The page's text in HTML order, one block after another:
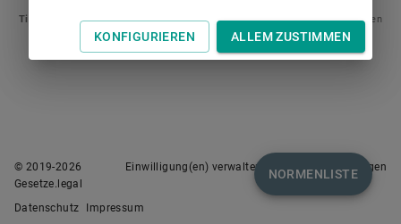
Tipp
: Swipen Sie auf dem Bildschirm links oder rechts zur Navigation zwischen
Normen.
NORMENLISTE
© 2019-2026
Gesetze.legal
Einwilligung(en) verwalten Nutzungsbedingungen
Datenschutz Impressum
KONFIGURIEREN ALLEM ZUSTIMMEN